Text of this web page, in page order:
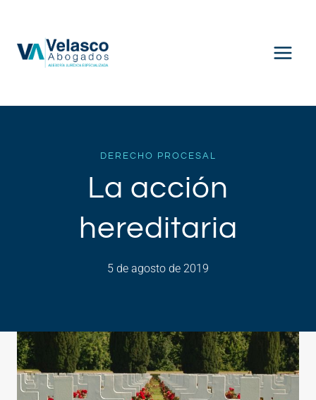
contenido
DERECHO PROCESAL
La acción
hereditaria
5 de agosto de 2019